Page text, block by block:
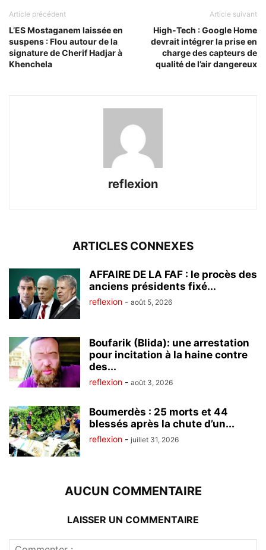
Article précédent
L’ES Mostaganem laissée en
suspens : Flou autour de la
signature de Cherif Hadjar à
Khenchela
Article suivant
High-Tech : Google Home
devrait intégrer la prise en
charge des capteurs de
qualité de l’air dangereux
reflexion
ARTICLES CONNEXES
AFFAIRE DE LA FAF : le procès des
anciens présidents fixé...
reflexion - août 5, 2026
Boufarik (Blida): une arrestation
pour incitation à la haine contre
des...
reflexion - août 3, 2026
Boumerdès : 25 morts et 44
blessés après la chute d’un...
reflexion - juillet 31, 2026
AUCUN COMMENTAIRE
LAISSER UN COMMENTAIRE